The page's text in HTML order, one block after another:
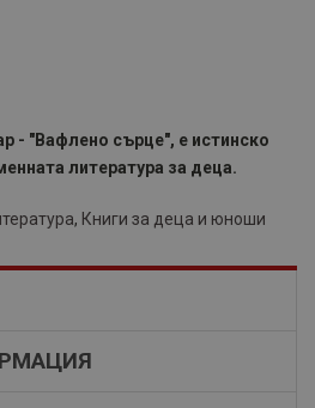
- "Вафлено сърце", е истинско
литература за деца.
, Книги за деца и юноши